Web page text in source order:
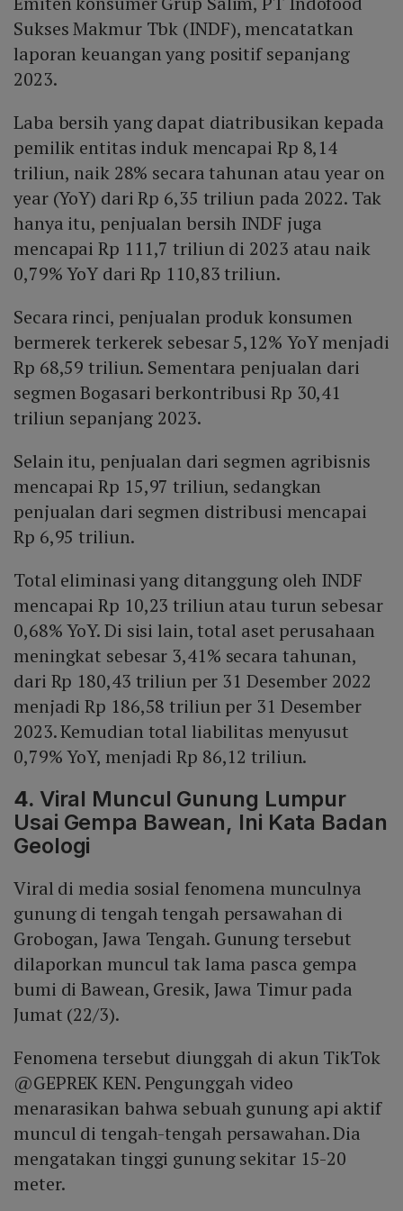
Sukses Makmur Tbk (INDF), mencatatkan
laporan keuangan yang positif sepanjang
2023.
Laba bersih yang dapat diatribusikan kepada
pemilik entitas induk mencapai Rp 8,14
triliun, naik 28% secara tahunan atau year on
year (YoY) dari Rp 6,35 triliun pada 2022. Tak
hanya itu, penjualan bersih INDF juga
mencapai Rp 111,7 triliun di 2023 atau naik
0,79% YoY dari Rp 110,83 triliun.
Secara rinci, penjualan produk konsumen
bermerek terkerek sebesar 5,12% YoY menjadi
Rp 68,59 triliun. Sementara penjualan dari
segmen Bogasari berkontribusi Rp 30,41
triliun sepanjang 2023.
Selain itu, penjualan dari segmen agribisnis
mencapai Rp 15,97 triliun, sedangkan
penjualan dari segmen distribusi mencapai
Rp 6,95 triliun.
Total eliminasi yang ditanggung oleh INDF
mencapai Rp 10,23 triliun atau turun sebesar
0,68% YoY. Di sisi lain, total aset perusahaan
meningkat sebesar 3,41% secara tahunan,
dari Rp 180,43 triliun per 31 Desember 2022
menjadi Rp 186,58 triliun per 31 Desember
2023. Kemudian total liabilitas menyusut
0,79% YoY, menjadi Rp 86,12 triliun.
4. Viral Muncul Gunung Lumpur
Usai Gempa Bawean, Ini Kata Badan
Geologi
Viral di media sosial fenomena munculnya
gunung di tengah tengah persawahan di
Grobogan, Jawa Tengah. Gunung tersebut
dilaporkan muncul tak lama pasca gempa
bumi di Bawean, Gresik, Jawa Timur pada
Jumat (22/3).
Fenomena tersebut diunggah di akun TikTok
@GEPREK KEN. Pengunggah video
menarasikan bahwa sebuah gunung api aktif
muncul di tengah-tengah persawahan. Dia
mengatakan tinggi gunung sekitar 15-20
meter.